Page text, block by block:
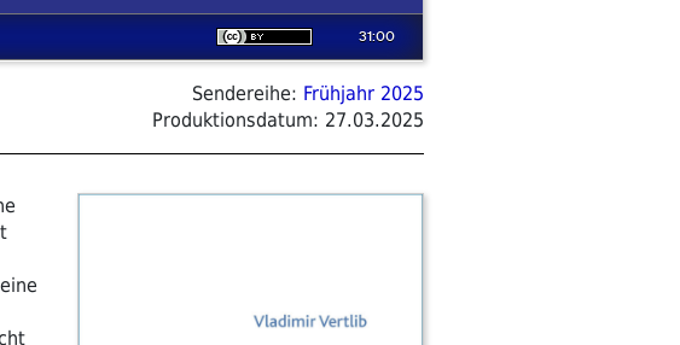
Sendereihe: Frühjahr 2025
Produktionsdatum: 27.03.2025